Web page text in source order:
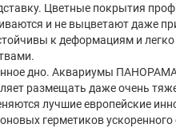
Цветные покрытия
и не выцветают даже
к деформациям и
дно. Аквариумы
размещать даже очень
лучшие европейские
герметиков